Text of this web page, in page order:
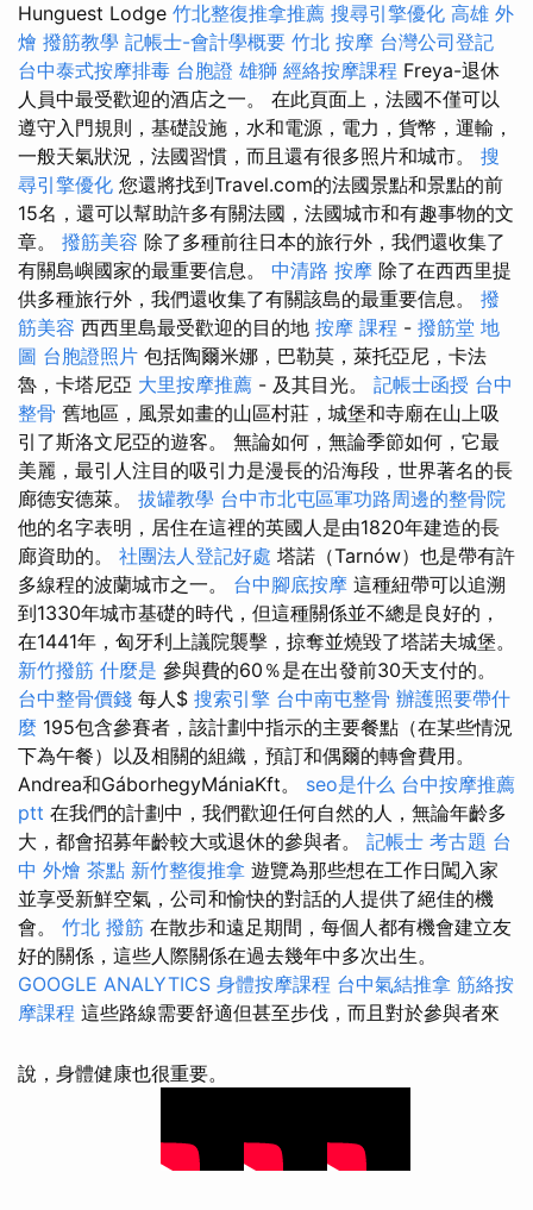
Hunguest Lodge 竹北整復推拿推薦 搜尋引擎優化 高雄 外
燴 撥筋教學 記帳士-會計學概要 竹北 按摩 台灣公司登記
台中泰式按摩排毒 台胞證 雄獅 經絡按摩課程 Freya-退休
人員中最受歡迎的酒店之一。 在此頁面上，法國不僅可以
遵守入門規則，基礎設施，水和電源，電力，貨幣，運輸，
一般天氣狀況，法國習慣，而且還有很多照片和城市。 搜
尋引擎優化 您還將找到Travel.com的法國景點和景點的前
15名，還可以幫助許多有關法國，法國城市和有趣事物的文
章。 撥筋美容 除了多種前往日本的旅行外，我們還收集了
有關島嶼國家的最重要信息。 中清路 按摩 除了在西西里提
供多種旅行外，我們還收集了有關該島的最重要信息。 撥
筋美容 西西里島最受歡迎的目的地 按摩 課程 - 撥筋堂 地
圖 台胞證照片 包括陶爾米娜，巴勒莫，萊托亞尼，卡法
魯，卡塔尼亞 大里按摩推薦 - 及其目光。 記帳士函授 台中
整骨 舊地區，風景如畫的山區村莊，城堡和寺廟在山上吸
引了斯洛文尼亞的遊客。 無論如何，無論季節如何，它最
美麗，最引人注目的吸引力是漫長的沿海段，世界著名的長
廊德安德萊。 拔罐教學 台中市北屯區軍功路周邊的整骨院
他的名字表明，居住在這裡的英國人是由1820年建造的長
廊資助的。 社團法人登記好處 塔諾（Tarnów）也是帶有許
多線程的波蘭城市之一。 台中腳底按摩 這種紐帶可以追溯
到1330年城市基礎的時代，但這種關係並不總是良好的，
在1441年，匈牙利上議院襲擊，掠奪並燒毀了塔諾夫城堡。
新竹撥筋 什麼是 參與費的60％是在出發前30天支付的。
台中整骨價錢 每人$ 搜索引擎 台中南屯整骨 辦護照要帶什
麼 195包含參賽者，該計劃中指示的主要餐點（在某些情況
下為午餐）以及相關的組織，預訂和偶爾的轉會費用。
Andrea和GáborhegyMániaKft。 seo是什么 台中按摩推薦
ptt 在我們的計劃中，我們歡迎任何自然的人，無論年齡多
大，都會招募年齡較大或退休的參與者。 記帳士 考古題 台
中 外燴 茶點 新竹整復推拿 遊覽為那些想在工作日闖入家
並享受新鮮空氣，公司和愉快的對話的人提供了絕佳的機
會。 竹北 撥筋 在散步和遠足期間，每個人都有機會建立友
好的關係，這些人際關係在過去幾年中多次出生。
GOOGLE ANALYTICS 身體按摩課程 台中氣結推拿 筋絡按
摩課程 這些路線需要舒適但甚至步伐，而且對於參與者來
說，身體健康也很重要。